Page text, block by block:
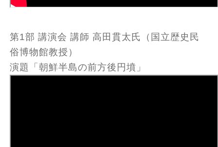
第1部 講演会 講師 高田貫太氏（国立歴史民
俗博物館教授）
演題「朝鮮半島の前方後円墳」